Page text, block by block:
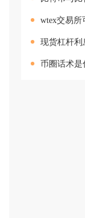
wtex交易所
现货杠杆利
币圈话术是